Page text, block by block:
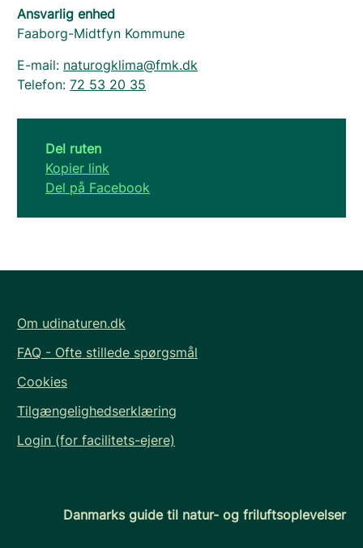
Ansvarlig enhed
Faaborg-Midtfyn Kommune
E-mail: naturogklima@fmk.dk
Telefon: 72 53 20 35
Del ruten
Kopier link
Del på Facebook
Om udinaturen.dk
FAQ - Ofte stillede spørgsmål
Cookies
Tilgængelighedserklæring
Login (for facilitets-ejere)
Danmarks guide til natur- og friluftsoplevelser